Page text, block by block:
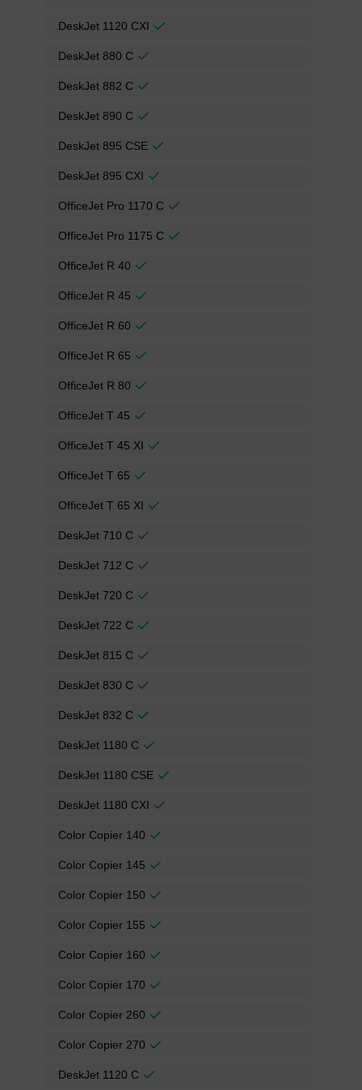
DeskJet 1120 CXI
DeskJet 880 C
DeskJet 882 C
DeskJet 890 C
DeskJet 895 CSE
DeskJet 895 CXI
OfficeJet Pro 1170 C
OfficeJet Pro 1175 C
OfficeJet R 40
OfficeJet R 45
OfficeJet R 60
OfficeJet R 65
OfficeJet R 80
OfficeJet T 45
OfficeJet T 45 XI
OfficeJet T 65
OfficeJet T 65 XI
DeskJet 710 C
DeskJet 712 C
DeskJet 720 C
DeskJet 722 C
DeskJet 815 C
DeskJet 830 C
DeskJet 832 C
DeskJet 1180 C
DeskJet 1180 CSE
DeskJet 1180 CXI
Color Copier 140
Color Copier 145
Color Copier 150
Color Copier 155
Color Copier 160
Color Copier 170
Color Copier 260
Color Copier 270
DeskJet 1120 C